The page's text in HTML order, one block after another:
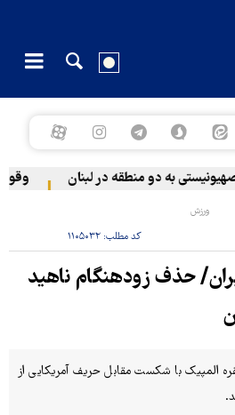
به دو منطقه در لبنان وقوع
ورزش
کد مطلب:۱۱۰۵۰۳۲
حذف زودهنگام ناهید
المپیک با شکست مقابل حریف آمریکایی از